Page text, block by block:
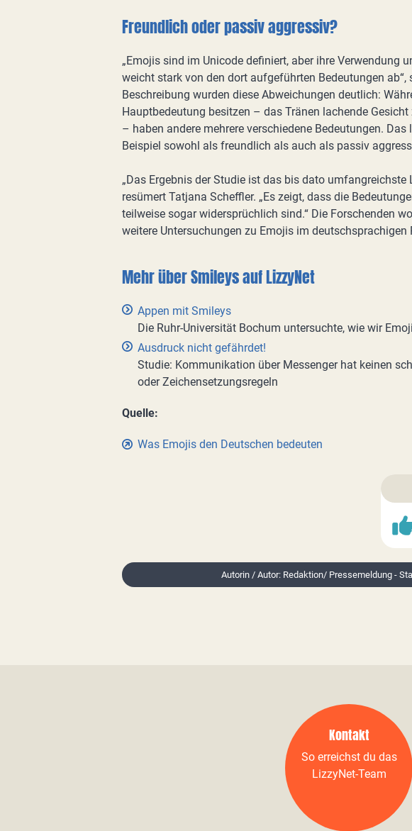
Freundlich oder passiv aggressiv?
„Emojis sind im Unicode definiert, aber ihre Verwendung
weicht stark von den dort aufgeführten Bedeutungen ab“,
Beschreibung wurden diese Abweichungen deutlich:
Hauptbedeutung besitzen – das Tränen lachende Gesicht
– haben andere mehrere verschiedene Bedeutungen.
Beispiel sowohl als freundlich als auch als passiv
„Das Ergebnis der Studie ist das bis dato umfangreichste
resümert Tatjana Scheffler. „Es zeigt, dass die
teilweise sogar widersprüchlich sind.“ Die Forschenden
weitere Untersuchungen zu Emojis im deutschsprachigen
Mehr über Smileys auf LizzyNet
Appen mit Smileys
Die Ruhr-Universität Bochum untersuchte, wie wir
Ausdruck nicht gefährdet!
Studie: Kommunikation über Messenger hat keinen
oder Zeichensetzungsregeln
Quelle:
Was Emojis den Deutschen bedeuten
Autorin / Autor: Redaktion/ Pressemeldung -
Kontakt
So erreichst du das
LizzyNet-Team